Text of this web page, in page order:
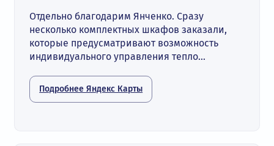
Отдельно благодарим Янченко. Сразу
несколько комплектных шкафов заказали,
которые предусматривают возможность
индивидуального управления тепло...
Подробнее Яндекс Карты